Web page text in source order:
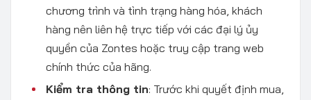
chương trình và tình trạng hàng hóa, khách
hàng nên liên hệ trực tiếp với các đại lý ủy
quyền của Zontes hoặc truy cập trang web
chính thức của hãng.​
Kiểm tra thông tin: Trước khi quyết định mua,